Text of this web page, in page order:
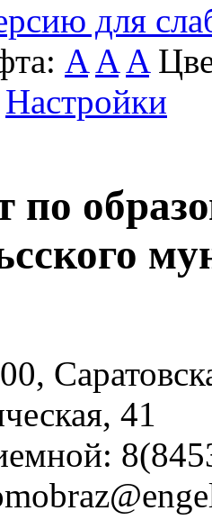
для
A A A
Настройки
по
41